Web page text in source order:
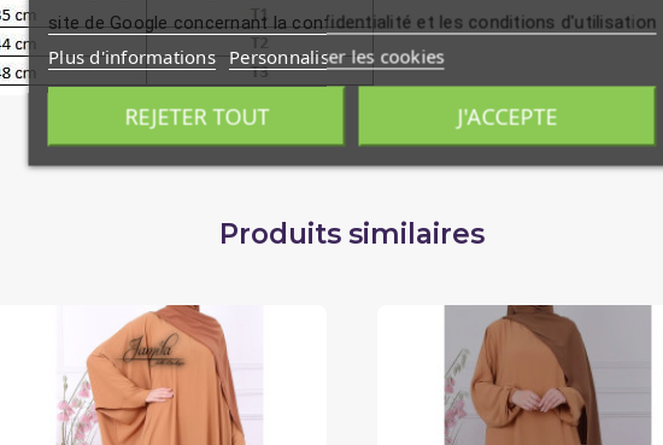
Produits similaires
site de Google concernant la confidentialité et les conditions d'utilisation
Plus d'informations Personnaliser les cookies
REJETER TOUT J'ACCEPTE